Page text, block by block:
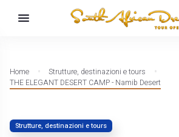
Home
Strutture, destinazioni e tours
THE ELEGANT DESERT CAMP - Namib Desert
Strutture, destinazioni e tours